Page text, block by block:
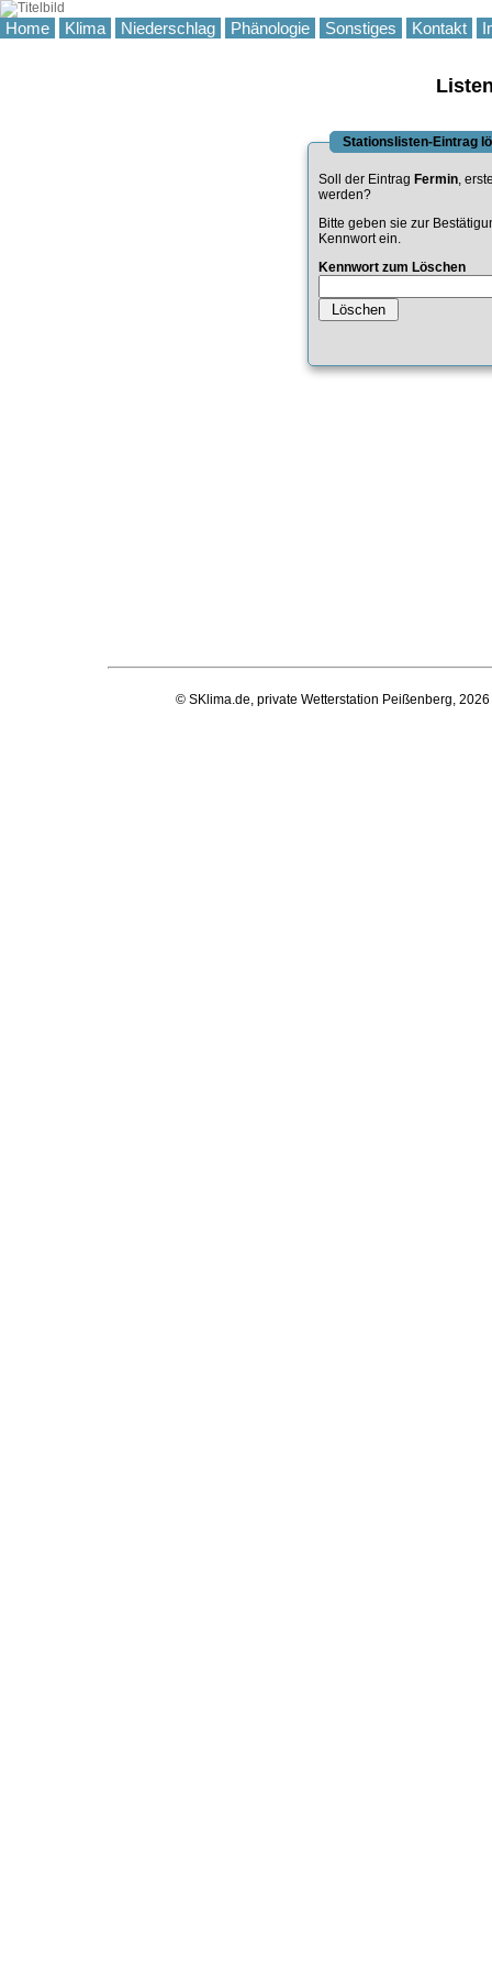
Home Klima Niederschlag Phänologie Sonstiges Kontakt
Stationslisten-Eintrag
Soll der Eintrag Fermin,
werden?
Bitte geben sie zur
Kennwort ein.
Kennwort zum Löschen
© SKlima.de, private Wetterstation Peißenberg,